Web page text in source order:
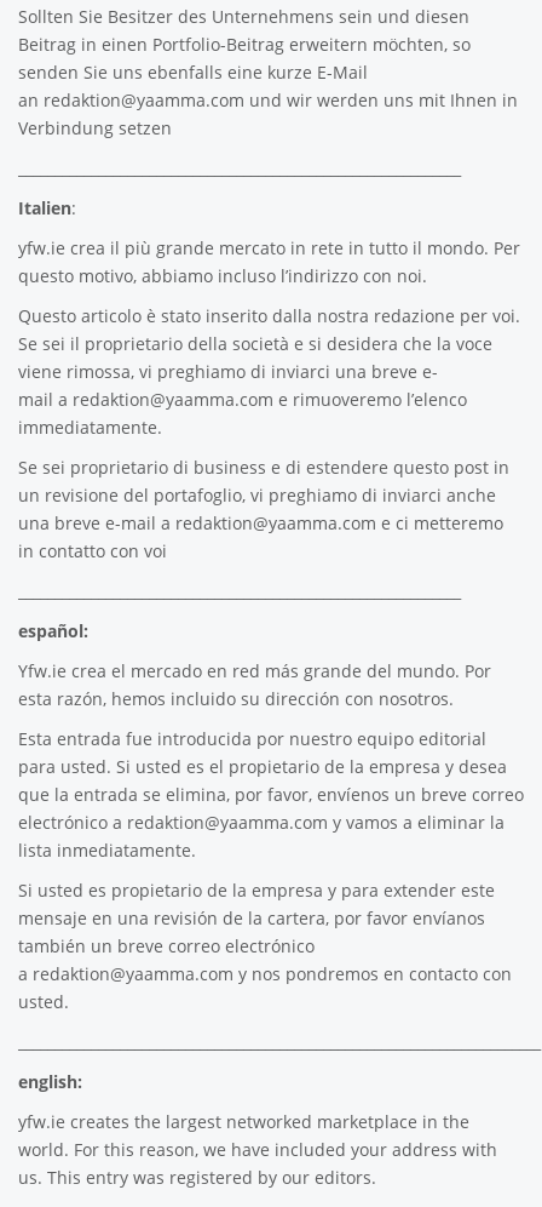
Sollten Sie Besitzer des Unternehmens sein und diesen
Beitrag in einen Portfolio-Beitrag erweitern möchten, so
senden Sie uns ebenfalls eine kurze E-Mail
an redaktion@yaamma.com und wir werden uns mit Ihnen in
Verbindung setzen
Italien:
yfw.ie crea il più grande mercato in rete in tutto il mondo. Per
questo motivo, abbiamo incluso l’indirizzo con noi.
Questo articolo è stato inserito dalla nostra redazione per voi.
Se sei il proprietario della società e si desidera che la voce
viene rimossa, vi preghiamo di inviarci una breve e-
mail a redaktion@yaamma.com e rimuoveremo l’elenco
immediatamente.
Se sei proprietario di business e di estendere questo post in
un revisione del portafoglio, vi preghiamo di inviarci anche
una breve e-mail a redaktion@yaamma.com e ci metteremo
in contatto con voi
español:
Yfw.ie crea el mercado en red más grande del mundo. Por
esta razón, hemos incluido su dirección con nosotros.
Esta entrada fue introducida por nuestro equipo editorial
para usted. Si usted es el propietario de la empresa y desea
que la entrada se elimina, por favor, envíenos un breve correo
electrónico a redaktion@yaamma.com y vamos a eliminar la
lista inmediatamente.
Si usted es propietario de la empresa y para extender este
mensaje en una revisión de la cartera, por favor envíanos
también un breve correo electrónico
a redaktion@yaamma.com y nos pondremos en contacto con
usted.
english:
yfw.ie creates the largest networked marketplace in the
world. For this reason, we have included your address with
us. This entry was registered by our editors.